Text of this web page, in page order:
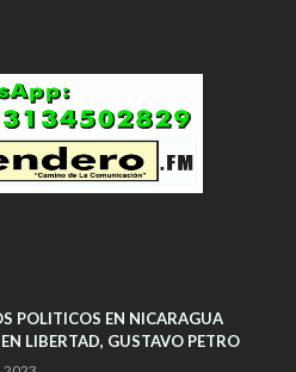
POLITICOS EN NICARAGUA
LIBERTAD, GUSTAVO PETRO